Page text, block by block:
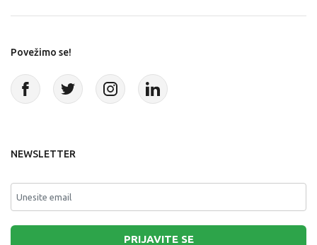
Povežimo se!
NEWSLETTER
PRIJAVITE SE